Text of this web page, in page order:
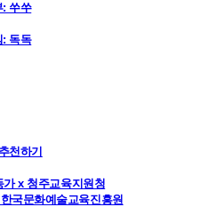
: 쑤쑤
: 독독
천하기
가 x 청주교육지원청
국문화예술교육진흥원